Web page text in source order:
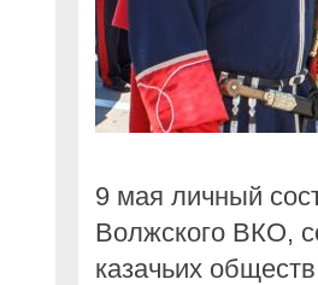
9 мая личный
Волжского ВКО,
казачьих